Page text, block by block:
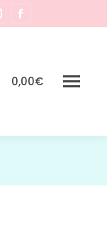
Instagram
page
new
page
in
0,00€